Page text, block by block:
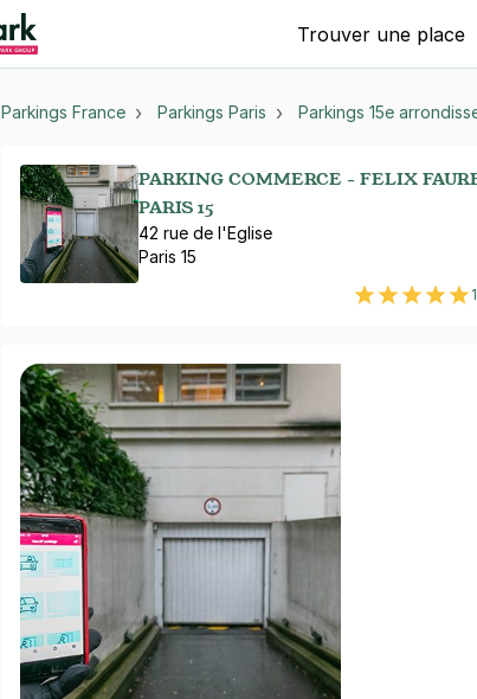
Trouver une place
Parkings France Parkings Paris Parkings 15e
PARKING COMMERCE - FELIX
PARIS 15
42 rue de l'Eglise
Paris 15